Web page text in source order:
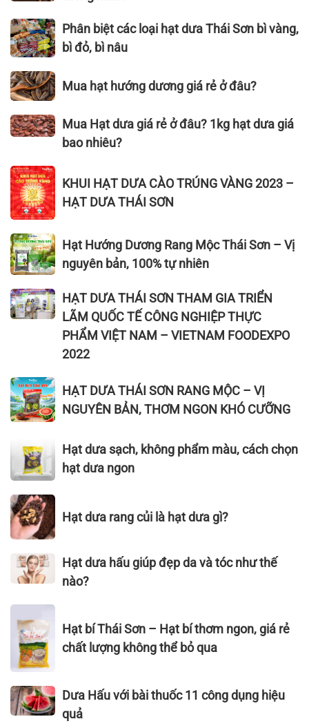
nhật
2026)
ngon
nhất
hiện
nay
nhất,
được
nhiều
người
chọn
nay
hạt
tốt
cho
mẹ
bầu
con
thông
Phân
biệt
các
loại
hạt
Thái
vàng,
bì
đỏ,
nâu
Phân biệt các loại hạt dưa Thái Sơn bì vàng,
bì đỏ, bì nâu
Mua
hạt
hướng
dương
ở
đâu?
Mua hạt hướng dương giá rẻ ở đâu?
Mua
Hạt
giá
rẻ
ở
đâu?
1kg
hạt
dưa
giá
bao
nhiêu?
Mua Hạt dưa giá rẻ ở đâu? 1kg hạt dưa giá
bao nhiêu?
KHUI
HẠT
DƯA
CÀO
TRÚNG
VÀNG
2023
–
HẠT
DƯA
KHUI HẠT DƯA CÀO TRÚNG VÀNG 2023 –
HẠT DƯA THÁI SƠN
Hạt
Hướng
Dương
Rang
Mộc
nguyên
bản,
100%
nhiên
Hạt Hướng Dương Rang Mộc Thái Sơn – Vị
nguyên bản, 100% tự nhiên
HẠT
DƯA
GIA
TRIỂN
LÃM
TẾ
CÔNG
NGHIỆP
THỰC
PHẨM
VIỆT
VIETNAM
HẠT DƯA THÁI SƠN THAM GIA TRIỂN
LÃM QUỐC TẾ CÔNG NGHIỆP THỰC
PHẨM VIỆT NAM – VIETNAM FOODEXPO
2022
HẠT
DƯA
THÁI
RANG
MỘC
–
VỊ
NGUYÊN
BẢN,
NGON
KHÓ
HẠT DƯA THÁI SƠN RANG MỘC – VỊ
NGUYÊN BẢN, THƠM NGON KHÓ CƯỠNG
Hạt
dưa
sạch,
không
phẩm
màu,
cách
chọn
hạt
ngon
Hạt dưa sạch, không phẩm màu, cách chọn
hạt dưa ngon
Hạt
dưa
rang
củi
là
hạt
dưa
gì?
Hạt dưa rang củi là hạt dưa gì?
Hạt
dưa
giúp
đẹp
da
và
như
thế
Hạt dưa hấu giúp đẹp da và tóc như thế
nào?
bí
Thái
Sơn
Hạt
bí
Hạt bí Thái Sơn – Hạt bí thơm ngon, giá rẻ
chất lượng không thể bỏ qua
Dưa
Hấu
Dưa Hấu với bài thuốc 11 công dụng hiệu
quả